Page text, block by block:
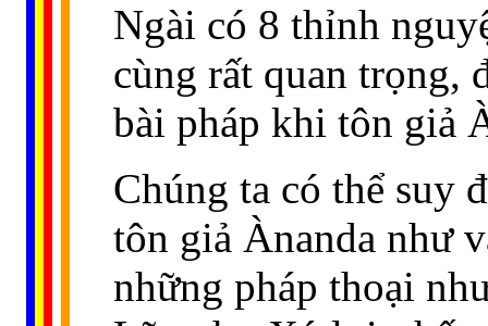
Ngài có 8 thỉnh
cùng rất quan trọng,
bài pháp khi tôn giả
Chúng ta có thể suy
tôn giả Ànanda như
những pháp thoại